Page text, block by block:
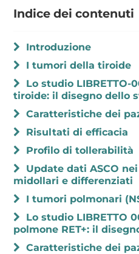
Indice dei contenuti
Introduzione
I tumori della tiroide
Lo studio LIBRETTO-
tiroide: il disegno dello
Caratteristiche dei
Risultati di efficacia
Profilo di tollerabilità
Update dati ASCO
midollari e differenziati
I tumori polmonari
Lo studio LIBRETTO
polmone RET+: il
Caratteristiche dei